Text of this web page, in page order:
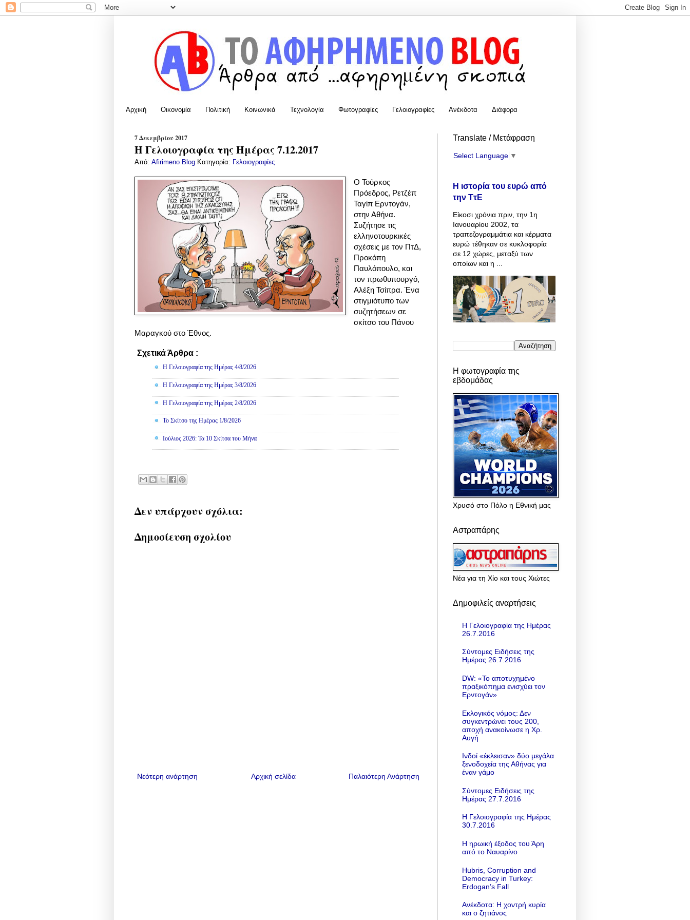
Αρχική Οικονομία Πολιτική Κοινωνικά Τεχνολογία Φωτογραφίες Γελοιογραφίες Ανέκδοτα Διάφορα
7 Δεκεμβρίου 2017
Η Γελοιογραφία της Ημέρας 7.12.2017
Από: Afirimeno Blog Κατηγορία: Γελοιογραφίες
Ο Τούρκος
Πρόεδρος, Ρετζέπ
Ταγίπ Ερντογάν,
στην Αθήνα.
Συζήτησε τις
ελληνοτουρκικές
σχέσεις με τον ΠτΔ,
Προκόπη
Παυλόπουλο, και
τον πρωθυπουργό,
Αλέξη Τσίπρα. Ένα
στιγμιότυπο των
συζητήσεων σε
σκίτσο του Πάνου
Μαραγκού στο Έθνος.
Σχετικά Άρθρα :
Η Γελοιογραφία της Ημέρας 4/8/2026
Η Γελοιογραφία της Ημέρας 3/8/2026
Η Γελοιογραφία της Ημέρας 2/8/2026
Το Σκίτσο της Ημέρας 1/8/2026
Ιούλιος 2026: Τα 10 Σκίτσα του Μήνα
Δεν υπάρχουν σχόλια:
Δημοσίευση σχολίου
Νεότερη ανάρτηση Παλαιότερη Ανάρτηση
Αρχική σελίδα
Translate / Μετάφραση
Select Language ▼
Η ιστορία του ευρώ από
την ΤτΕ
Είκοσι χρόνια πριν, την 1η
Ιανουαρίου 2002, τα
τραπεζογραμμάτια και κέρματα
ευρώ τέθηκαν σε κυκλοφορία
σε 12 χώρες, μεταξύ των
οποίων και η ...
Η φωτογραφία της
εβδομάδας
Χρυσό στο Πόλο η Εθνική μας
Αστραπάρης
Νέα για τη Χίο και τους Χιώτες
Δημοφιλείς αναρτήσεις
Η Γελοιογραφία της Ημέρας
26.7.2016
Σύντομες Ειδήσεις της
Ημέρας 26.7.2016
DW: «To αποτυχημένο
πραξικόπημα ενισχύει τον
Ερντογάν»
Εκλογικός νόμος: Δεν
συγκεντρώνει τους 200,
αποχή ανακοίνωσε η Χρ.
Αυγή
Ινδοί «έκλεισαν» δύο μεγάλα
ξενοδοχεία της Αθήνας για
έναν γάμο
Σύντομες Ειδήσεις της
Ημέρας 27.7.2016
Η Γελοιογραφία της Ημέρας
30.7.2016
Η ηρωική έξοδος του Άρη
από το Ναυαρίνο
Hubris, Corruption and
Democracy in Turkey:
Erdogan’s Fall
Ανέκδοτα: Η χοντρή κυρία
και ο ζητιάνος